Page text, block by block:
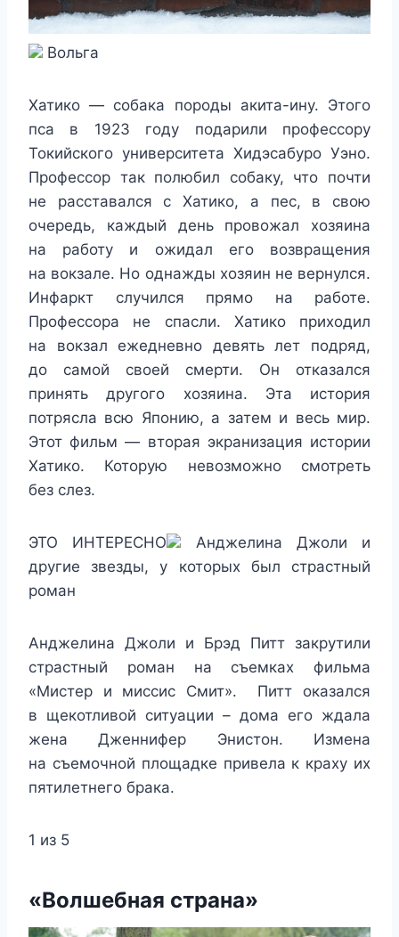
Вольга
Хатико — собака породы акита-ину. Этого
пса в 1923 году подарили профессору
Токийского университета Хидэсабуро Уэно.
Профессор так полюбил собаку, что почти
не расставался с Хатико, а пес, в свою
очередь, каждый день провожал хозяина
на работу и ожидал его возвращения
на вокзале. Но однажды хозяин не вернулся.
Инфаркт случился прямо на работе.
Профессора не спасли. Хатико приходил
на вокзал ежедневно девять лет подряд,
до самой своей смерти. Он отказался
принять другого хозяина. Эта история
потрясла всю Японию, а затем и весь мир.
Этот фильм — вторая экранизация истории
Хатико. Которую невозможно смотреть
без слез.
ЭТО ИНТЕРЕСНО
Анджелина Джоли и
другие звезды, у которых был страстный
роман
Анджелина Джоли и Брэд Питт закрутили
страстный роман на съемках фильма
«Мистер и миссис Смит». Питт оказался
в щекотливой ситуации – дома его ждала
жена Дженнифер Энистон. Измена
на съемочной площадке привела к краху их
пятилетнего брака.
1 из 5
«Волшебная страна»